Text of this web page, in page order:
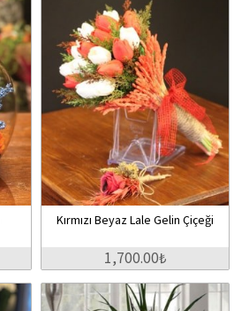
Kırmızı Beyaz Lale Gelin Çiçeği
1,700.00₺